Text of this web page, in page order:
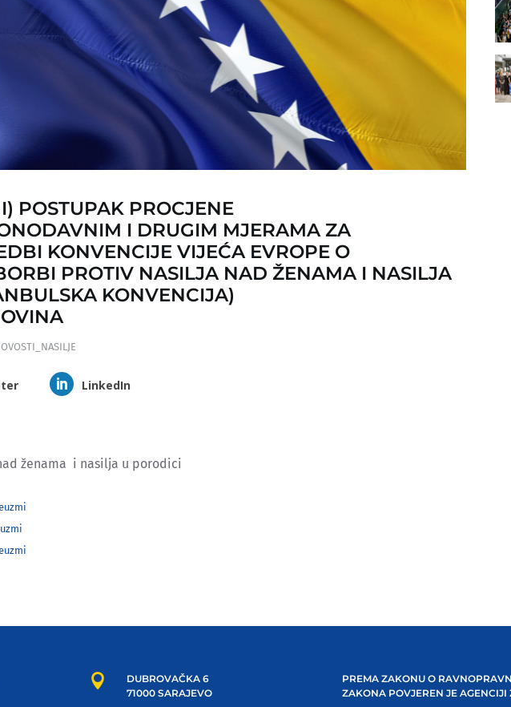
POSTUPAK PROCJENE
I DRUGIM MJERAMA ZA
KONVENCIJE VIJEĆA EVROPE O
PROTIV NASILJA NAD ŽENAMA I NASILJA
KONVENCIJA)
LinkedIn
ženama i nasilja u porodici

DUBROVAČKA 6
71000 SARAJEVO
PREMA ZAKONU O
ZAKONA POVJEREN JE